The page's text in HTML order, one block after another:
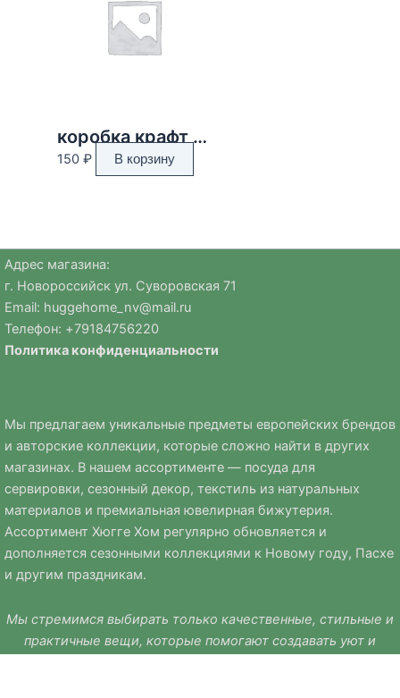
коробка крафт 165*165*80 мм
150 ₽ В корзину
Адрес магазина:
г. Новороссийск ул. Суворовская 71
Email: huggehome_nv@mail.ru
Телефон: +79184756220
Политика конфиденциальности
Мы предлагаем уникальные предметы европейских брендов
и авторские коллекции, которые сложно найти в других
магазинах. В нашем ассортименте — посуда для
сервировки, сезонный декор, текстиль из натуральных
материалов и премиальная ювелирная бижутерия.
Ассортимент Хюгге Хом регулярно обновляется и
дополняется сезонными коллекциями к Новому году, Пасхе
и другим праздникам.
Мы стремимся выбирать только качественные, стильные и
практичные вещи, которые помогают создавать уют и